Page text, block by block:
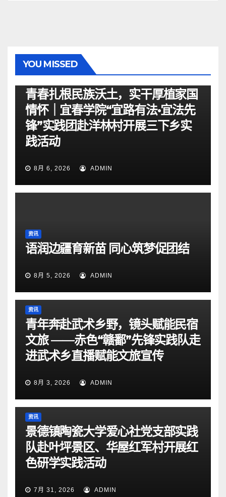
YOU MISSED
青春扎根民族沃土，实干厚植家国
情怀｜宜春学院“宜路有法•宜法先
锋”实践团赴洋林村开展三下乡实
践活动
8月 6, 2026 ADMIN
资讯
语润边疆育新苗 同心筑梦促团结
8月 5, 2026 ADMIN
资讯
青年奔赴武术乡野，镜头赋能民宿
文旅 ——赤色“赣鄱”先锋实践队走
进武术乡直播赋能文旅宣传
8月 3, 2026 ADMIN
资讯
景德镇陶瓷大学爱心社党支部实践
队赴叶坪景区、华屋红军村开展红
色研学实践活动
7月 31, 2026 ADMIN